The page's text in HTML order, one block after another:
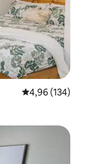
Prosječna
4,96 (134)